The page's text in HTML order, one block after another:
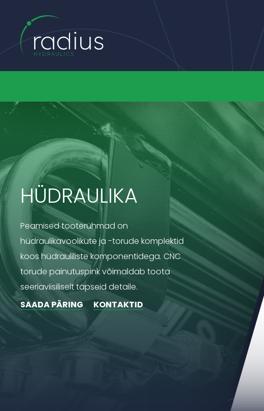
HÜDRAULIKA
Peamised tooterühmad on
hüdraulikavoolikute ja -torude komplektid
koos hüdrauliliste komponentidega. CNC
torude painutuspink võimaldab toota
seeriaviisiliselt täpseid detaile.
SAADA PÄRING
KONTAKTID